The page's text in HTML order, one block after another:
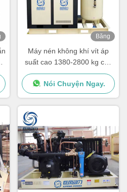
Băng
Máy nén không khí vít áp
suất cao 1380-2800 kg cho
khả năng tăng không khí tối
đa
Nói Chuyện Ngay.